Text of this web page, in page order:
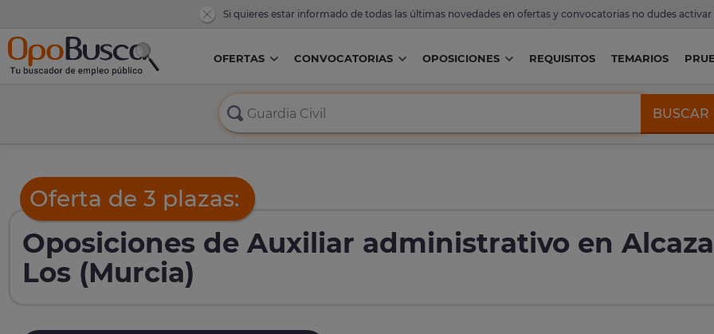
Si quieres estar informado de todas las últimas novedades en ofertas y convocatorias no dudes activar
OFERTAS CONVOCATORIAS OPOSICIONES REQUISITOS TEMARIOS
BUSCAR
Oferta de 3 plazas:
Oposiciones de Auxiliar administrativo en
Los (Murcia)